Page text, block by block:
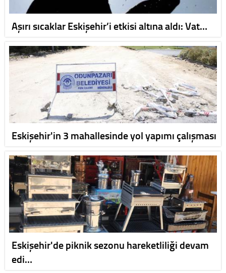
Aşırı sıcaklar Eskişehir’i etkisi altına aldı: Vat…
Eskişehir'in 3 mahallesinde yol yapımı çalışması
Eskişehir'de piknik sezonu hareketliliği devam
edi…